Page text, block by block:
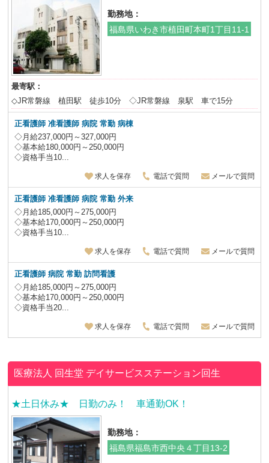
勤務地：
福島県いわき市植田町本町1丁目11-1
最寄駅：
◇JR常磐線 植田駅 徒歩10分 ◇JR常磐線 泉駅 車で15分
正看護師 准看護師 病院 常勤 病棟
◇月給237,000円～327,000円
◇基本給180,000円～250,000円
◇資格手当10...
求人を保存 電話で質問 メールで質問
正看護師 准看護師 病院 常勤 外来
◇月給185,000円～275,000円
◇基本給170,000円～250,000円
◇資格手当10...
求人を保存 電話で質問 メールで質問
正看護師 病院 常勤 訪問看護
◇月給185,000円～275,000円
◇基本給170,000円～250,000円
◇資格手当20...
求人を保存 電話で質問 メールで質問
医療法人 回生堂 デイサービスステーション回生
★土日休み★ 日勤のみ！ 車通勤OK！
勤務地：
福島県福島市西中央４丁目13-2